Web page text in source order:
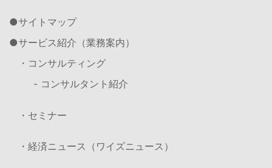
サイトマップ
サービス紹介（業務案内）
・コンサルティング
- コンサルタント紹介
・セミナー
・経済ニュース（ワイズニュース）